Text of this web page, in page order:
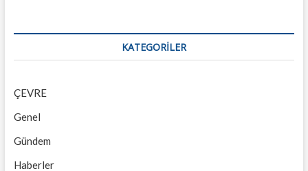
KATEGORILER
ÇEVRE
Genel
Gündem
Haberler